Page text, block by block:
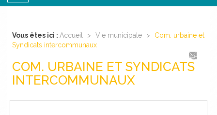
navigation
Vous êtes ici : Accueil > Vie municipale >
Com. urbaine et
Syndicats intercommunaux
COM. URBAINE ET SYNDICATS
INTERCOMMUNAUX